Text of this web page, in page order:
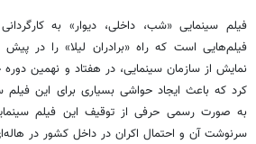
فیلم سینمایی «شب، داخلی، دیوار» به
فیلم‌هایی است که راه «برادران لیلا» را در
نمایش از سازمان سینمایی، در هفتاد و نهمین دوره
کرد که باعث ایجاد حواشی بسیاری برای این
به صورت رسمی حرفی از توقیف این فیلم
سرنوشت آن و احتمال اکران در داخل کشور در هاله‌ای